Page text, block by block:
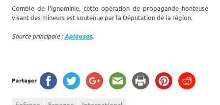
Comble de l’ignominie, cette opération de propagande honteuse
visant des mineurs est soutenue par la Députation de la région.
Source principale :Aplausos.
Partager